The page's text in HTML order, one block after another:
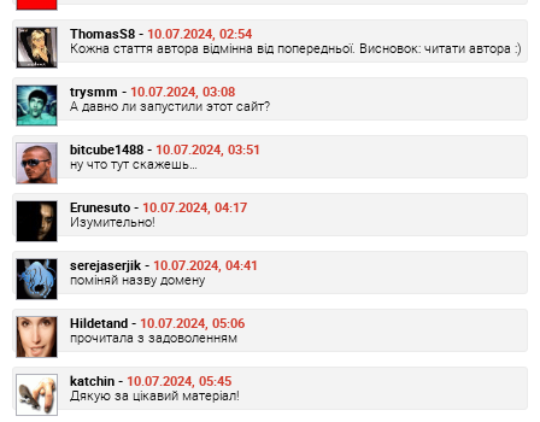
ThomasS8 - 10.07.2024, 02:54
Кожна стаття автора відмінна від попередньої. Висновок: читати автора :)
trysmm - 10.07.2024, 03:08
А давно ли запустили этот сайт?
bitcube1488 - 10.07.2024, 03:51
ну что тут скажешь…
Erunesuto - 10.07.2024, 04:17
Изумительно!
serejaserjik - 10.07.2024, 04:41
поміняй назву домену
Hildetand - 10.07.2024, 05:06
прочитала з задоволенням
katchin - 10.07.2024, 05:45
Дякую за цікавий матеріал!